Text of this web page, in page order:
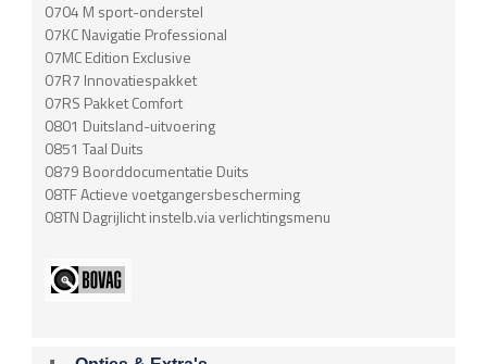
0704 M sport-onderstel
07KC Navigatie Professional
07MC Edition Exclusive
07R7 Innovatiespakket
07RS Pakket Comfort
0801 Duitsland-uitvoering
0851 Taal Duits
0879 Boorddocumentatie Duits
08TF Actieve voetgangersbescherming
08TN Dagrijlicht instelb.via verlichtingsmenu